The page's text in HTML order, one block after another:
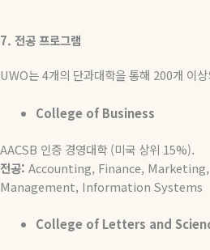
7. 전공프로그램
UWO는4개의 단과대학을 통해 200개 이
College of Business
AACSB 인증 경영대학 (미국 상위 15%).
전공: Accounting, Finance,
Management, Information Systems
College of Letters and